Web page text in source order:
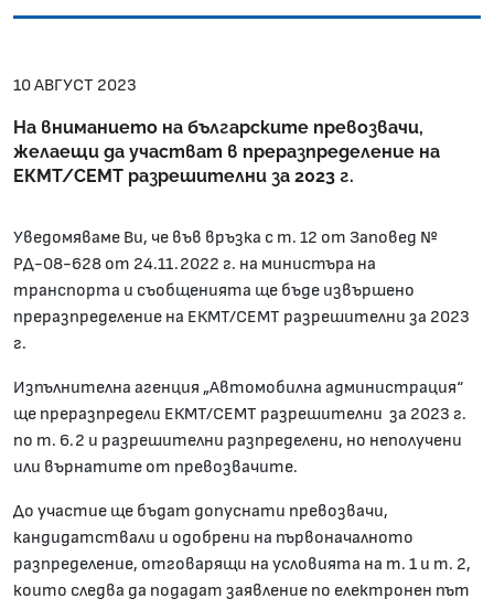
10 АВГУСТ 2023
На вниманието на българските превозвачи,
желаещи да участват в преразпределение на
ЕКМТ/СЕМТ разрешителни за 2023 г.
Уведомяваме Ви, че във връзка с т. 12 от Заповед №
РД-08-628 от 24.11.2022 г. на министъра на
транспорта и съобщенията ще бъде извършено
преразпределение на ЕКМТ/СЕМТ разрешителни за 2023
г.
Изпълнителна агенция „Автомобилна администрация“
ще преразпредели ЕКМТ/СЕМТ разрешителни за 2023 г.
по т. 6.2 и разрешителни разпределени, но неполучени
или върнатите от превозвачите.
До участие ще бъдат допуснати превозвачи,
кандидатствали и одобрени на първоначалното
разпределение, отговарящи на условията на т. 1 и т. 2,
които следва да подадат заявление по електронен път